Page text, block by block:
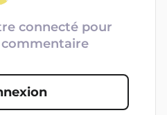
connecté pour